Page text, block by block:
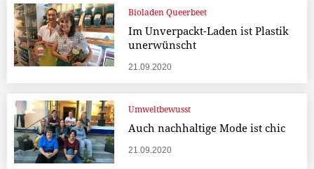
Bioladen Queerbeet
Im Unverpackt-Laden ist Plastik
unerwünscht
21.09.2020
Umweltbewusst
Auch nachhaltige Mode ist chic
21.09.2020